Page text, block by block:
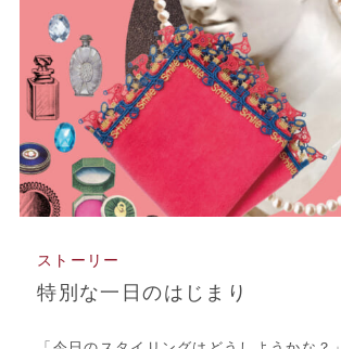
特別な一日のはじまり
ストーリー